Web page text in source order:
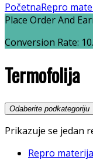
PočetnaRepro
Place Order And
Conversion Rate:
Termofolija
Prikazuje se jedan
Repro